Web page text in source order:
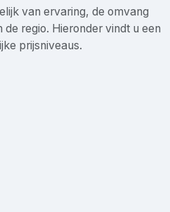
van ervaring, de omvang
regio. Hieronder vindt u een
prijsniveaus.